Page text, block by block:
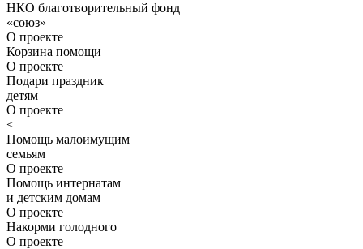
НКО благотворительный фонд
«союз»
О проекте
Корзина помощи
О проекте
Подари праздник
детям
О проекте
<
Помощь малоимущим
семьям
О проекте
Помощь интернатам
и детским домам
О проекте
Накорми голодного
О проекте